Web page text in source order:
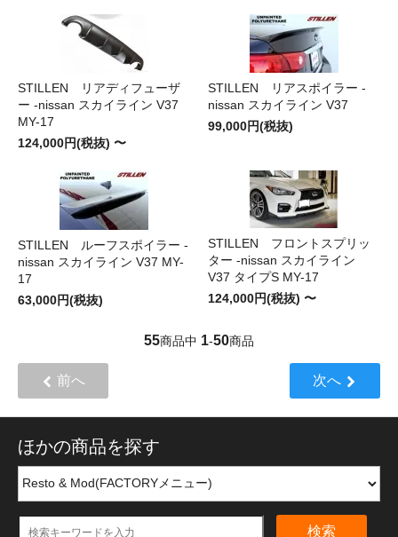
STILLEN リアディフューザ
ー -nissan スカイライン V37
MY-17
124,000円(税抜) 〜
STILLEN リアスポイラー -
nissan スカイライン V37
99,000円(税抜)
STILLEN ルーフスポイラー -
nissan スカイライン V37 MY-
17
63,000円(税抜)
STILLEN フロントスプリッ
ター -nissan スカイライン
V37 タイプS MY-17
124,000円(税抜) 〜
55商品中 1-50商品
前へ 次へ
ほかの商品を探す
検索